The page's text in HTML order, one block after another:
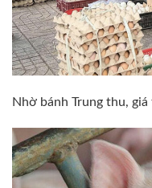
Nhờ bánh Trung thu,